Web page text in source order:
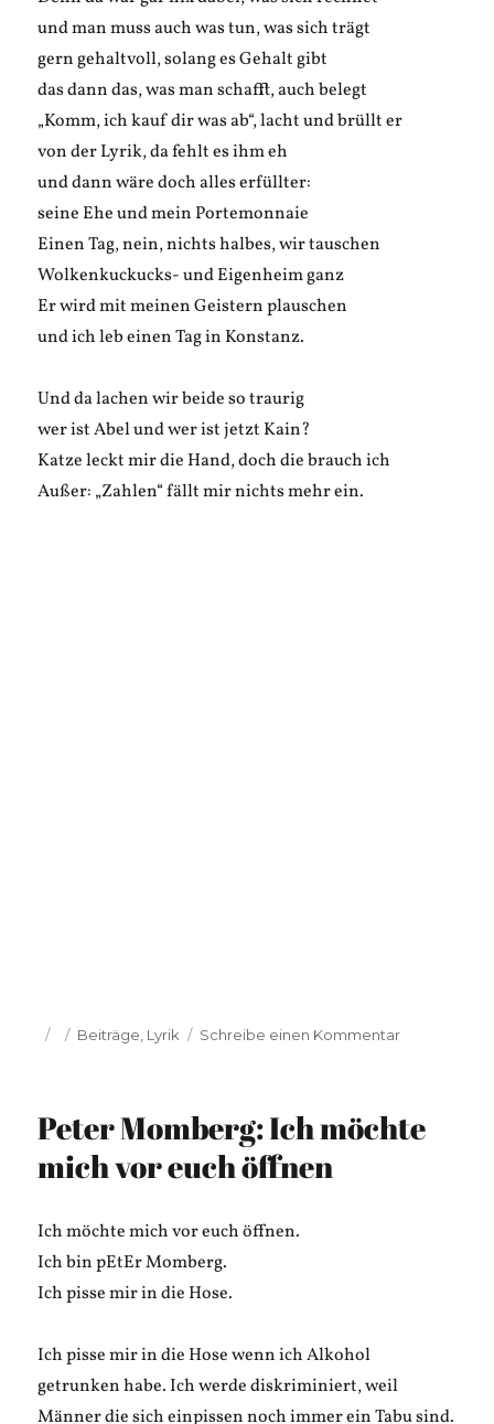
und man muss auch was tun, was sich trägt
gern gehaltvoll, solang es Gehalt gibt
das dann das, was man schafft, auch belegt
„Komm, ich kauf dir was ab“, lacht und brüllt er
von der Lyrik, da fehlt es ihm eh
und dann wäre doch alles erfüllter:
seine Ehe und mein Portemonnaie
Einen Tag, nein, nichts halbes, wir tauschen
Wolkenkuckucks- und Eigenheim ganz
Er wird mit meinen Geistern plauschen
und ich leb einen Tag in Konstanz.
Und da lachen wir beide so traurig
wer ist Abel und wer ist jetzt Kain?
Katze leckt mir die Hand, doch die brauch ich
Außer: „Zahlen“ fällt mir nichts mehr ein.
Veröffentlicht
Kategorien
Beiträge Lyrik Schreibe einen Kommentarzu
Tag
Peter Momberg: Ich möchte
mich vor euch öffnen
Ich möchte mich vor euch öffnen.
Ich bin pEtEr Momberg.
Ich pisse mir in die Hose.
Ich pisse mir in die Hose wenn ich Alkohol
getrunken habe. Ich werde diskriminiert, weil
Männer die sich einpissen noch immer ein Tabu sind.